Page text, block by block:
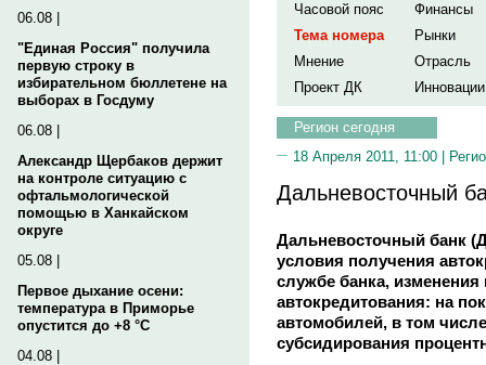
06.08 |
"Единая Россия" получила
первую строку в
избирательном бюллетене на
выборах в Госдуму
06.08 |
Александр Щербаков держит
на контроле ситуацию с
офтальмологической
помощью в Ханкайском
округе
05.08 |
Первое дыхание осени:
температура в Приморье
опустится до +8 °C
04.08 |
Часовой пояс
Финансы
Тема номера
Рынки
Мнение
Отрасль
Проект ДК
Инновации
Регион сегодня
18 Апреля 2011, 11:00 |
Дальневосточный
Дальневосточный банк
условия получения
службе банка,
автокредитования: на
автомобилей, в том
субсидирования